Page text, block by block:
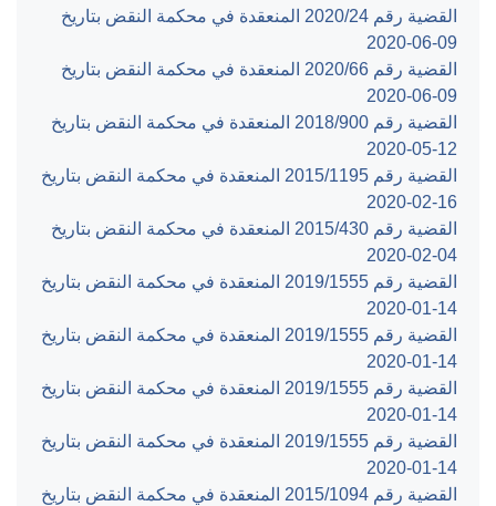
القضية رقم ‎24‏/‎2020‏ المنعقدة في محكمة النقض بتاريخ
‎2020-06-09‏
القضية رقم ‎66‏/‎2020‏ المنعقدة في محكمة النقض بتاريخ
‎2020-06-09‏
القضية رقم ‎900‏/‎2018‏ المنعقدة في محكمة النقض بتاريخ
‎2020-05-12‏
القضية رقم ‎1195‏/‎2015‏ المنعقدة في محكمة النقض بتاريخ
‎2020-02-16‏
القضية رقم ‎430‏/‎2015‏ المنعقدة في محكمة النقض بتاريخ
‎2020-02-04‏
القضية رقم ‎1555‏/‎2019‏ المنعقدة في محكمة النقض بتاريخ
‎2020-01-14‏
القضية رقم ‎1555‏/‎2019‏ المنعقدة في محكمة النقض بتاريخ
‎2020-01-14‏
القضية رقم ‎1555‏/‎2019‏ المنعقدة في محكمة النقض بتاريخ
‎2020-01-14‏
القضية رقم ‎1555‏/‎2019‏ المنعقدة في محكمة النقض بتاريخ
‎2020-01-14‏
القضية رقم ‎1094‏/‎2015‏ المنعقدة في محكمة النقض بتاريخ